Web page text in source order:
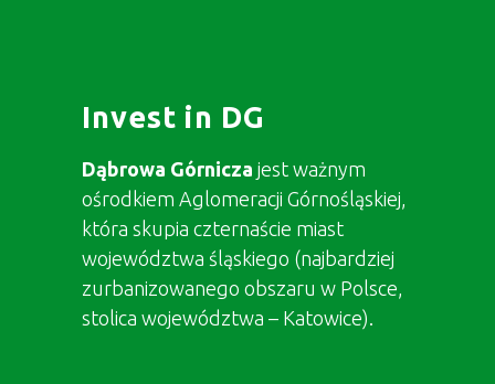
Invest in DG
Dąbrowa Górnicza jest ważnym
ośrodkiem Aglomeracji Górnośląskiej,
która skupia czternaście miast
województwa śląskiego (najbardziej
zurbanizowanego obszaru w Polsce,
stolica województwa – Katowice).